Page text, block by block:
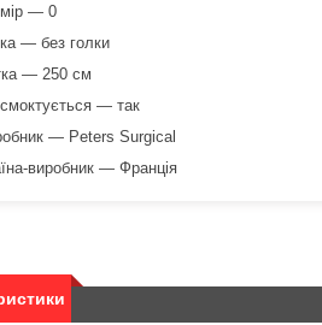
— 0
— без голки
— 250 см
— так
— Peters Surgical
виробник — Франція